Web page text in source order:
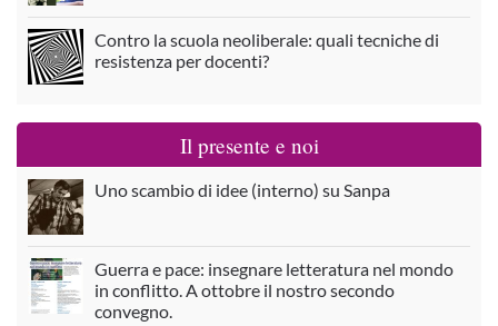
Contro la scuola neoliberale: quali tecniche di
resistenza per docenti?
Il presente e noi
Uno scambio di idee (interno) su Sanpa
Guerra e pace: insegnare letteratura nel mondo
in conflitto. A ottobre il nostro secondo
convegno.